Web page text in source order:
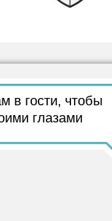
в гости, чтобы
глазами